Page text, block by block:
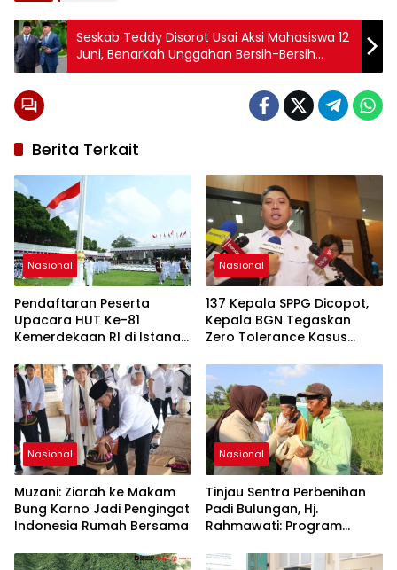
Seskab Teddy Disorot Usai Aksi Mahasiswa 12
Juni, Benarkah Unggahan Bersih-Bersih
Abaikan Aspirasi Demonstran?
Berita Terkait
Nasional
Pendaftaran Peserta
Upacara HUT Ke-81
Kemerdekaan RI di Istana
Ini 5 Agustus 2026
Nasional
137 Kepala SPPG Dicopot,
Kepala BGN Tegaskan
Zero Tolerance Kasus
Nasional
Muzani: Ziarah ke Makam
Bung Karno Jadi Pengingat
Indonesia Rumah Bersama
Nasional
Tinjau Sentra Perbenihan
Padi Bulungan, Hj.
Rahmawati: Program
Optimistis